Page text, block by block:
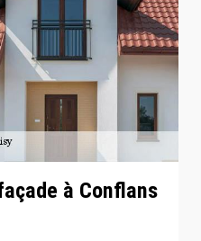
à Conflans